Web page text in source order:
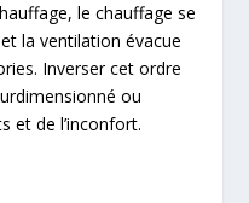
le chauffage se
la ventilation évacue
Inverser cet ordre
ou
et de l’inconfort.